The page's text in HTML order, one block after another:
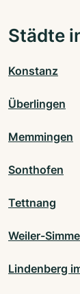
Städte
Konstanz
Überlingen
Memmingen
Sonthofen
Tettnang
Weiler-
Lindenberg